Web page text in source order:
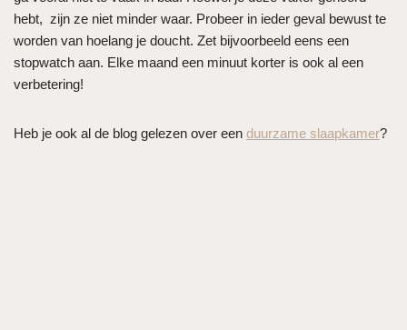
hebt, zijn ze niet minder waar. Probeer in ieder geval bewust te
worden van hoelang je doucht. Zet bijvoorbeeld eens een
stopwatch aan. Elke maand een minuut korter is ook al een
verbetering!
Heb je ook al de blog gelezen over een duurzame slaapkamer?